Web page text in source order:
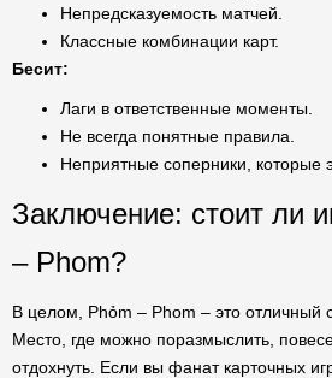
Непредсказуемость матчей.
Классные комбинации карт.
Бесит:
Лаги в ответственные моменты.
Не всегда понятные правила.
Неприятные соперники, которые
Заключение: стоит ли
– Phom?
В целом, Phỏm – Phom – это отличный
Место, где можно поразмыслить,
отдохнуть. Если вы фанат карточных